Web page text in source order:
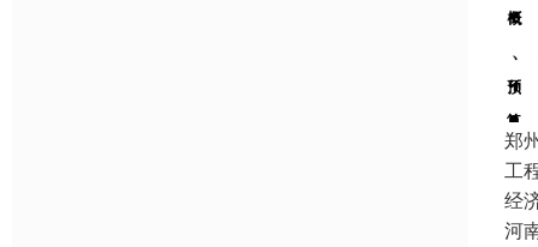
郑
工
经
河